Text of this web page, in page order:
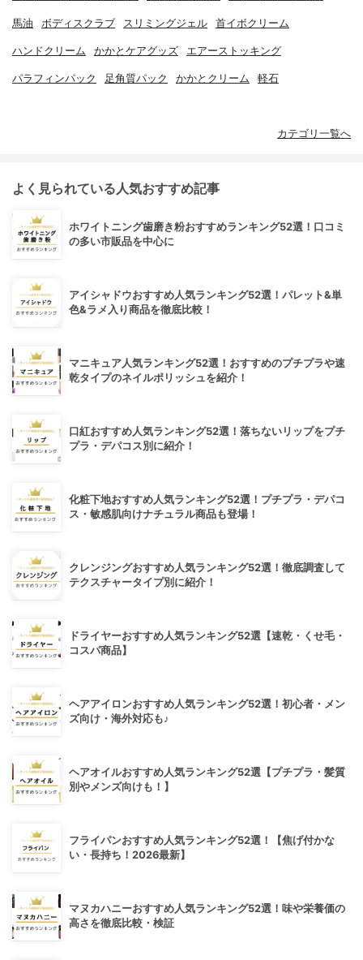
馬油 ボディスクラブ スリミングジェル 首イボクリーム
ハンドクリーム かかとケアグッズ エアーストッキング
パラフィンパック 足角質パック かかとクリーム 軽石
カテゴリ一覧へ
よく見られている人気おすすめ記事
ホワイトニング歯磨き粉おすすめランキング52選！口コミ
の多い市販品を中心に
アイシャドウおすすめ人気ランキング52選！パレット&単
色&ラメ入り商品を徹底比較！
マニキュア人気ランキング52選！おすすめのプチプラや速
乾タイプのネイルポリッシュを紹介！
口紅おすすめ人気ランキング52選！落ちないリップをプチ
プラ・デパコス別に紹介！
化粧下地おすすめ人気ランキング52選！プチプラ・デパコ
ス・敏感肌向けナチュラル商品も登場！
クレンジングおすすめ人気ランキング52選！徹底調査して
テクスチャータイプ別に紹介！
ドライヤーおすすめ人気ランキング52選【速乾・くせ毛・
コスパ商品】
ヘアアイロンおすすめ人気ランキング52選！初心者・メン
ズ向け・海外対応も♪
ヘアオイルおすすめ人気ランキング52選【プチプラ・髪質
別やメンズ向けも！】
フライパンおすすめ人気ランキング52選！【焦げ付かな
い・長持ち！2026最新】
マヌカハニーおすすめ人気ランキング52選！味や栄養価の
高さを徹底比較・検証